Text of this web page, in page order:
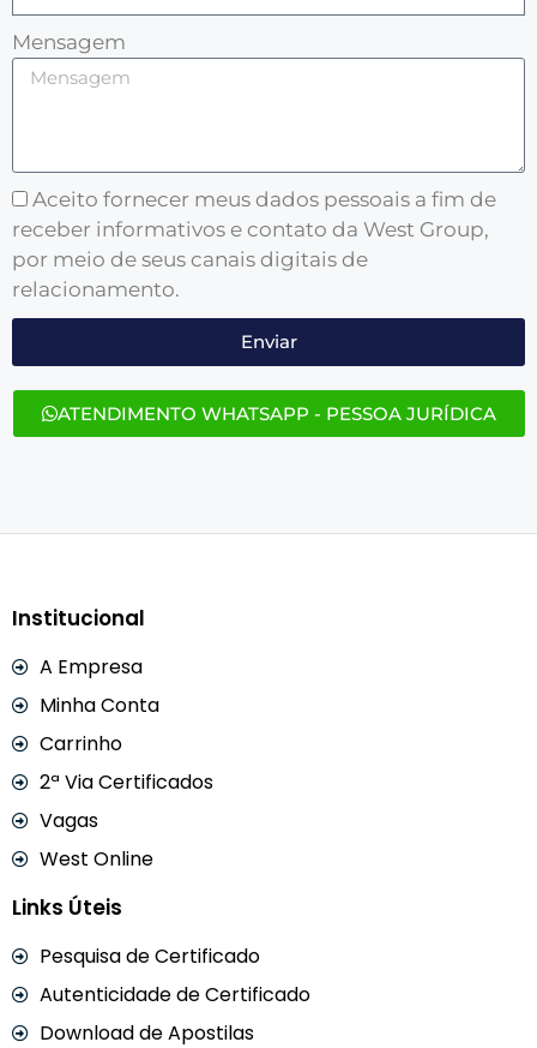
Mensagem
Aceito fornecer meus dados pessoais a fim de
receber informativos e contato da West Group,
por meio de seus canais digitais de
relacionamento.
Enviar
ATENDIMENTO WHATSAPP - PESSOA JURÍDICA
Institucional
A Empresa
Minha Conta
Carrinho
2ª Via Certificados
Vagas
West Online
Links Úteis
Pesquisa de Certificado
Autenticidade de Certificado
Download de Apostilas